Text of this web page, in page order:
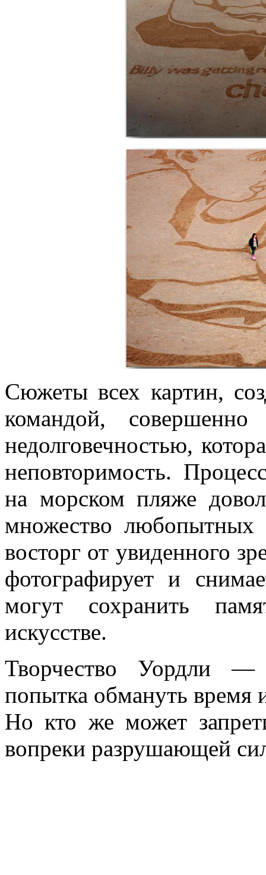
Сюжеты всех картин,
командой,
недолговечностью,
неповторимость.
на морском пляже
множество любопытных
восторг от увиденного
фотографирует и
могут сохранить
искусстве.
Творчество Уордли —
попытка обмануть время
Но кто же может
вопреки разрушающей